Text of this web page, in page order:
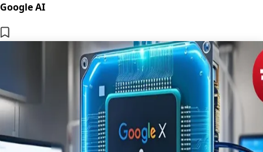
Google AI